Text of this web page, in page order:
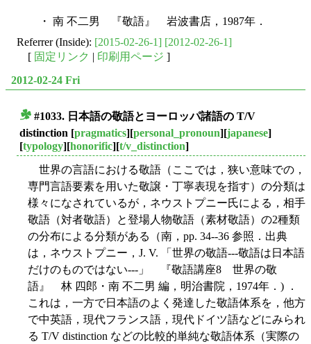
・ 南 不二男 『敬語』 岩波書店，1987年．
Referrer (Inside): [2015-02-26-1] [2012-02-26-1]
[ 固定リンク | 印刷用ページ ]
2012-02-24 Fri
#1033. 日本語の敬語とヨーロッパ諸語の T/V
distinction [pragmatics][personal_pronoun][japanese]
[typology][honorific][t/v_distinction]
世界の言語における敬語（ここでは，狭い意味での，
専門言語要素を用いた敬譲・丁寧表現を指す）の分類は
様々になされているが，ネウストプニー氏による，相手
敬語（対者敬語）と登場人物敬語（素材敬語）の2種類
の分布による分類がある（南，pp. 34--36 参照．出典
は，ネウストプニー，J. V. 「世界の敬語---敬語は日本語
だけのものではない---」 『敬語講座8 世界の敬
語』 林 四郎・南 不二男 編，明治書院，1974年．) ．
これは，一方で日本語のよく発達した敬語体系を，他方
で中英語，現代フランス語，現代ドイツ語などにみられ
る T/V distinction などの比較的単純な敬語体系（実際の